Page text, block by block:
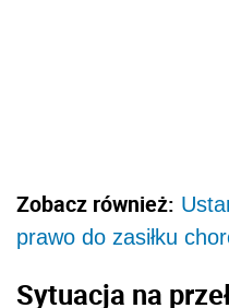
Zobacz również:
prawo do zasiłku
Sytuacja na